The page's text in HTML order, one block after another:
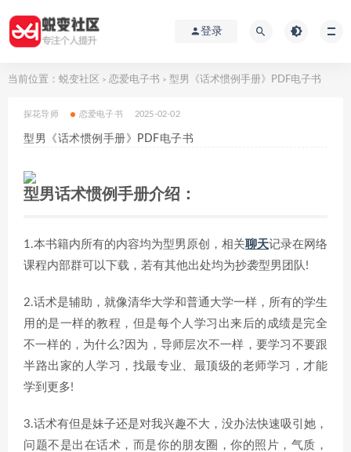
登录
当前位置： 蜕变社区 > 恋爱电子书 > 型男《话术惯例手册》PDF电子书
探花导师 恋爱电子书 2025-02-02
型男《话术惯例手册》PDF电子书
型男话术惯例手册介绍：
1.本书籍内所有的内容均为型男原创，相关聊天记录在网络
课程内部群可以下载，若有其他出处均为抄袭型男团队!
2.话术是辅助，就像清华大学和普通大学一样，所有的学生
用的是一样的教程，但是每个人学习出来后的成绩是完全
不一样的，为什么?因为，导师层次不一样，要学习不要跟
半路出家的人学习，找最专业、最顶级的老师学习，才能
学到更多!
3.话术有但是妹子还是对我兴趣不大，没办法快速吸引她，
问题不是出在话术，而是你的朋友圈，你的照片，气质，